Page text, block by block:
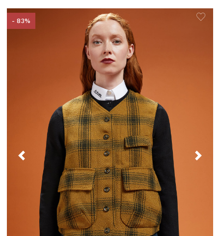
- 83%